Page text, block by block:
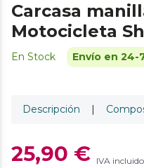
Carcasa
Motocicleta
En Stock Envío en 24-
Descripción |
25,90 € IVA incluido